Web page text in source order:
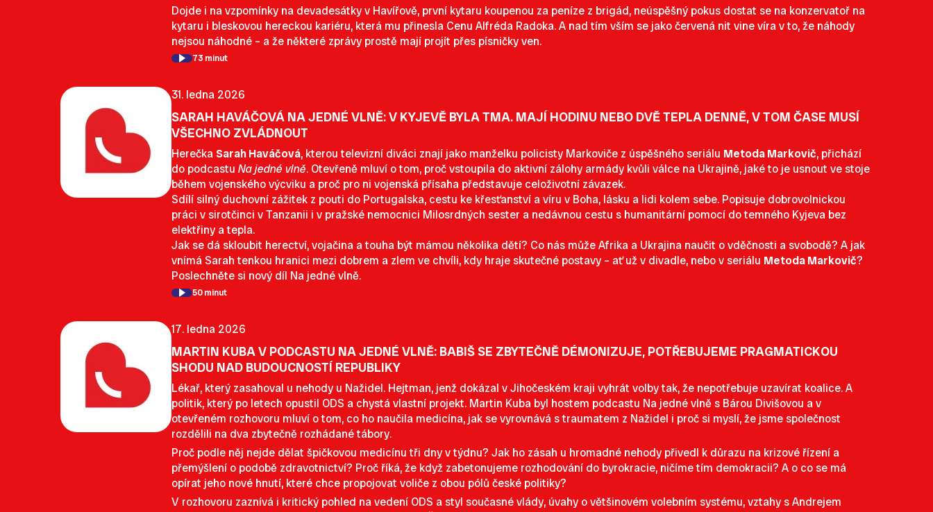
Dojde i na vzpomínky na devadesátky v Havířově, první kytaru koupenou za peníze z brigád, neúspěšný pokus dostat se na konzervatoř na
kytaru i bleskovou hereckou kariéru, která mu přinesla Cenu Alfréda Radoka. A nad tím vším se jako červená nit vine víra v to, že náhody
nejsou náhodné – a že některé zprávy prostě mají projít přes písničky ven.
73 minut
31. ledna 2026
SARAH HAVÁČOVÁ NA JEDNÉ VLNĚ: V KYJEVĚ BYLA TMA. MAJÍ HODINU NEBO DVĚ TEPLA DENNĚ, V TOM ČASE MUSÍ
VŠECHNO ZVLÁDNOUT
HerečkaSarah Haváčová, kterou televizní diváci znají jako manželku policisty Markoviče z úspěšného seriálu Metoda Markovič, přichází
do podcastu Na jedné vlně. Otevřeně mluví o tom, proč vstoupila do aktivní zálohy armády kvůli válce na Ukrajině, jaké to je usnout ve stoje
během vojenského výcviku a proč pro ni vojenská přísaha představuje celoživotní závazek.
Sdílí silný duchovní zážitek z pouti do Portugalska, cestu ke křesťanství a víru v Boha, lásku a lidi kolem sebe. Popisuje dobrovolnickou
práci v sirotčinci v Tanzanii i v pražské nemocnici Milosrdných sester a nedávnou cestu s humanitární pomocí do temného Kyjeva bez
elektřiny a tepla.
Jak se dá skloubit herectví, vojačina a touha být mámou několika dětí? Co nás může Afrika a Ukrajina naučit o vděčnosti a svobodě? A jak
vnímá Sarah tenkou hranici mezi dobrem a zlem ve chvíli, kdy hraje skutečné postavy – ať už v divadle, nebo v seriálu MetodaMarkovič?
Poslechněte si nový díl Na jedné vlně.
50 minut
17. ledna 2026
MARTIN KUBA V PODCASTU NA JEDNÉ VLNĚ: BABIŠ SE ZBYTEČNĚ DÉMONIZUJE, POTŘEBUJEME PRAGMATICKOU
SHODU NAD BUDOUCNOSTÍ REPUBLIKY
Lékař, který zasahoval u nehody u Nažidel. Hejtman, jenž dokázal v Jihočeském kraji vyhrát volby tak, že nepotřebuje uzavírat koalice. A
politik, který po letech opustil ODS a chystá vlastní projekt. Martin Kuba byl hostem podcastu Na jedné vlně s Bárou Divišovou a v
otevřeném rozhovoru mluví o tom, co ho naučila medicína, jak se vyrovnává s traumatem z Nažidel i proč si myslí, že jsme společnost
rozdělili na dva zbytečně rozhádané tábory.
Proč podle něj nejde dělat špičkovou medicínu tři dny v týdnu? Jak ho zásah u hromadné nehody přivedl k důrazu na krizové řízení a
přemýšlení o podobě zdravotnictví? Proč říká, že když zabetonujeme rozhodování do byrokracie, ničíme tím demokracii? A o co se má
opírat jeho nové hnutí, které chce propojovat voliče z obou pólů české politiky?
V rozhovoru zaznívá i kritický pohled na vedení ODS a styl současné vlády, úvahy o většinovém volebním systému, vztahy s Andrejem